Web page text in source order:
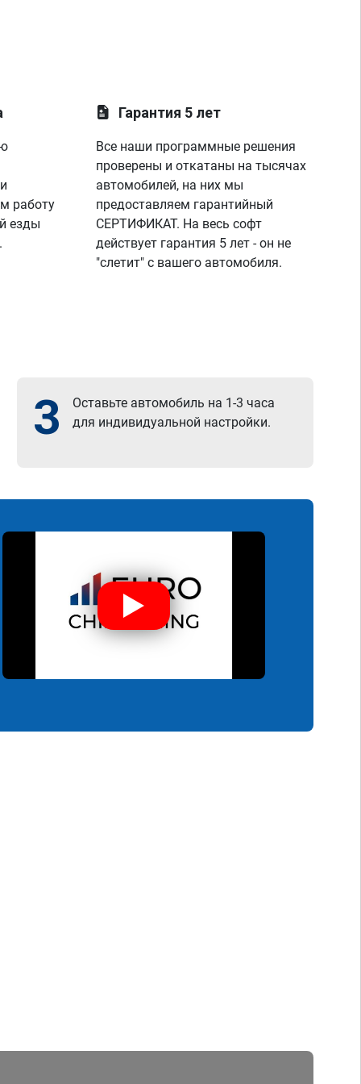
работу
езды
Гарантия 5 лет
Все наши программные решения
проверены и откатаны на тысячах
автомобилей, на них мы
предоставляем гарантийный
СЕРТИФИКАТ. На весь софт
действует гарантия 5 лет - он не
"слетит" с вашего автомобиля.
3
Оставьте автомобиль на 1-3 часа
для индивидуальной настройки.